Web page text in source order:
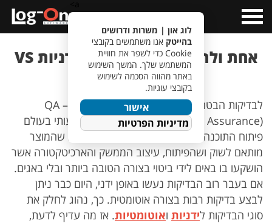
Menu
אחת ולתמיד – בדיקות QA ידניות VS
בדיקות אוטומטיות
לבדיקות הבטחת האיכות, או בשמן המוכר יותר – QA
(Quality Assurance), יש חלק מכובד ומשמעותי בעולם
פיתוח התוכנה. על אנשי הבטחת האיכות לוודא שהמוצר
מותאם לשוק ושהפיתוח, עיצוב הממשק והארכיטקטורה אשר
הושקעו בו באים לידי ביטוי בצורה הטובה ביותר ובלי באגים.
אם בעבר רוב הבדיקות נעשו באופן ידני, היום כבר ניתן
לבצע בדיקות רבות בצורה אוטומטית. כך, נהוג לחלק את
סוגי הבדיקות לידניות ואוטומטיות. אז מה עדיף לדעת,
לוג און | משרות ודרושים
בהייטק אנו משתמשים בקובצי
Cookie כדי לשפר את חוויית
המשתמש שלך. המשך השימוש
באתר מהווה הסכמה לשימוש
בקובצי עוגיות.
אישור
מדיניות הפרטיות